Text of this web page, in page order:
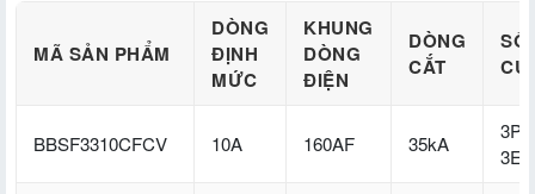
MÃ SẢN PHẨM
DÒNG
ĐỊNH
MỨC
KHUNG
DÒNG
ĐIỆN
DÒNG
CẮT
SỐ
BBSF3310CFCV 10A 160AF 35kA
3P-
3E